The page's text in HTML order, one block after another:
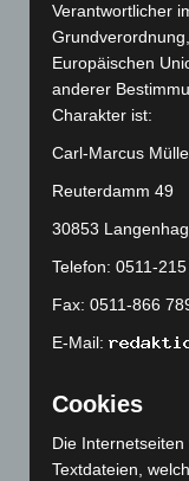
Juni 2023(142)
Mai 2023(139)
April 2023(155)
Dezember 2022
November 2022
Oktober 2022(166)
September 2022
Juni 2022
(167)
Verantwortlicher
Europäischen
anderer
Charakter ist:
Carl-Marcus
Reuterdamm 49
30853
Telefon: 0511-
Fax: 0511-866
E-Mail:
Cookies
Die
Textdateien,